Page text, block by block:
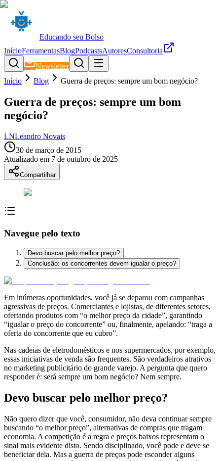
Educando seu Bolso
InícioFerramentasBlogPodcastsAutoresConsultoria
Newsletter
Início
Blog Guerra de preços: sempre um bom negócio?
Guerra de preços: sempre um bom
negócio?
LNLeandro Novais
30 de março de 2015
Atualizado em 7 de outubro de 2025
Compartilhar
Navegue pelo texto
Devo buscar pelo melhor preço?
Conclusão: os concorrentes devem igualar o preço?
Em inúmeras oportunidades, você já se deparou com campanhas
agressivas de preços. Comerciantes e lojistas, de diferentes setores,
ofertando produtos com “o melhor preço da cidade”, garantindo
“igualar o preço do concorrente” ou, finalmente, apelando: “traga a
oferta do concorrente que eu cubro”.
Nas cadeias de eletrodomésticos e nos supermercados, por exemplo,
essas iniciativas de venda são frequentes. São verdadeiros atrativos
no marketing publicitário do grande varejo. A pergunta que quero
responder é: será sempre um bom negócio? Nem sempre.
Devo buscar pelo melhor preço?
Não quero dizer que você, consumidor, não deva continuar sempre
buscando “o melhor preço”, alternativas de compras que tragam
economia. A competição é a regra e preços baixos representam o
sinal mais evidente disto. Sendo disciplinado, você pode e deve se
beneficiar dela. Mas a guerra de preços pode esconder alguns